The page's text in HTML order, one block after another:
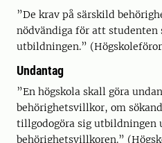
”De krav på särskild
nödvändiga för att studenten
utbildningen.”
Undantag
”En högskola skall göra
behörighetsvillkor, om
tillgodogöra sig utbildningen
behörighetsvillkoren.”